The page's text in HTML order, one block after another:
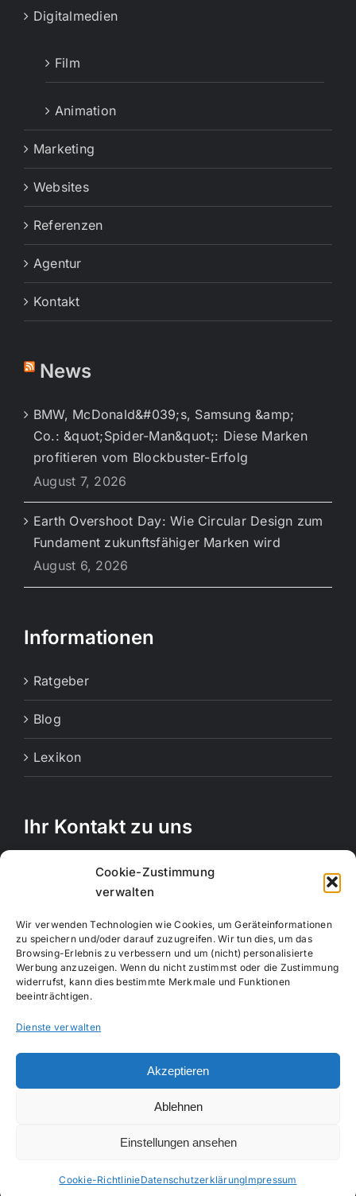
Cookie-Zustimmung
verwalten
Wir verwenden Technologien wie Cookies, um Geräteinformationen
zu speichern und/oder darauf zuzugreifen. Wir tun dies, um das
Browsing-Erlebnis zu verbessern und um (nicht) personalisierte
Werbung anzuzeigen. Wenn du nicht zustimmst oder die Zustimmung
widerrufst, kann dies bestimmte Merkmale und Funktionen
beeinträchtigen.
Dienste verwalten
Akzeptieren
Ablehnen
Einstellungen ansehen
Cookie-RichtlinieDatenschutzerklärungImpressum
Digitalmedien
Film
Animation
Marketing
Websites
Referenzen
Agentur
Kontakt
News
BMW, McDonald&#039;s, Samsung &amp;
Co.: &quot;Spider-Man&quot;: Diese Marken
profitieren vom Blockbuster-Erfolg
August 7, 2026
Earth Overshoot Day: Wie Circular Design zum
Fundament zukunftsfähiger Marken wird
August 6, 2026
Informationen
Ratgeber
Blog
Lexikon
Ihr Kontakt zu uns
Rechbergstraße 11
73770 Denkendorf
Handy:017663847664
E-Mail:info@creativemotion-online.de
Webseite:www.creativemotion-online.de
Impressum